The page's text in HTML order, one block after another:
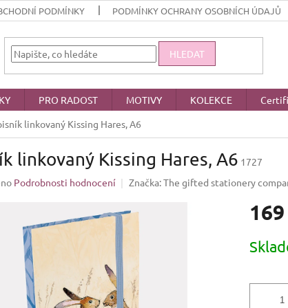
PODMÍNKY PODMÍNKY OCHRANY OSOBNÍCH ÚDAJŮ
HLEDAT
PRO RADOST MOTIVY KOLEKCE
linkovaný Kissing Hares, A6
linkovaný Kissing Hares, A6 1727
Podrobnosti hodnocení Značka:The gifted stationery
cena: